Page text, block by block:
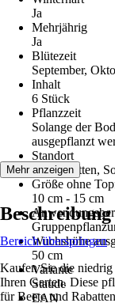
Ja
Mehrjährig
Ja
Blütezeit
September,
Inhalt
6 Stück
Pflanzzeit
Solange der
ausgepflanzt
Standort
Halbschatten,
Größe ohne
10 cm - 15 cm
Wuchshöhe
50 cm
Variante
Staude
EAN
Mehr anzeigen
Beschreibung
Bereich überspringen
Kaufen Sie die
Ihren Garten. Diese
für Beete und